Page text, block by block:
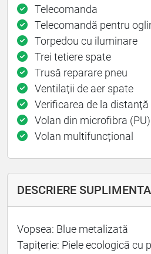
Telecomanda
Telecomandă pentru
Torpedou cu iluminare
Trei tetiere spate
Trusă reparare pneu
Ventilații de aer spate
Verificarea de la
Volan din microfibra (PU)
Volan multifuncțional
DESCRIERE
Vopsea: Blue metalizată
Tapițerie: Piele ecologică cu